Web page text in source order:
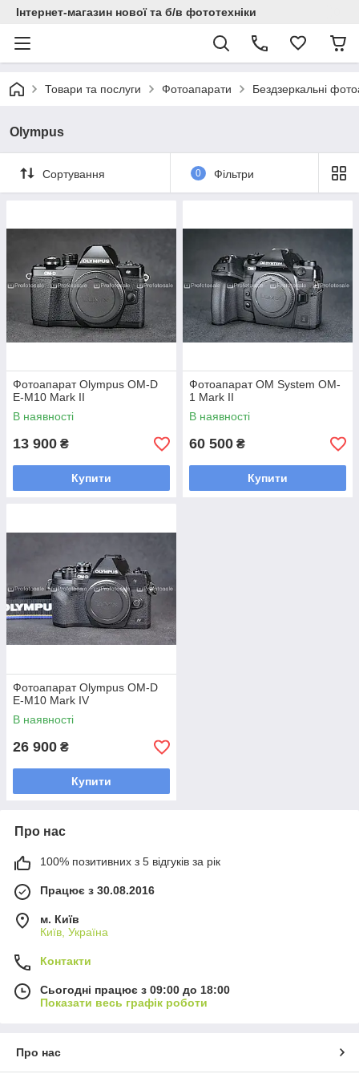
Інтернет-магазин нової та б/в фототехніки
Товари та послуги Фотоапарати Бездзеркальні
Olympus
Сортування 0 Фільтри
Фотоапарат Olympus OM-D
E-M10 Mark II
В наявності
13 900 ₴
Купити
Фотоапарат OM System OM-
1 Mark II
В наявності
60 500 ₴
Купити
Фотоапарат Olympus OM-D
E-M10 Mark IV
В наявності
26 900 ₴
Купити
Про нас
100% позитивних з 5 відгуків за рік
Працює з 30.08.2016
м. Київ
Київ, Україна
Контакти
Сьогодні працює з 09:00 до 18:00
Показати весь графік роботи
Про нас